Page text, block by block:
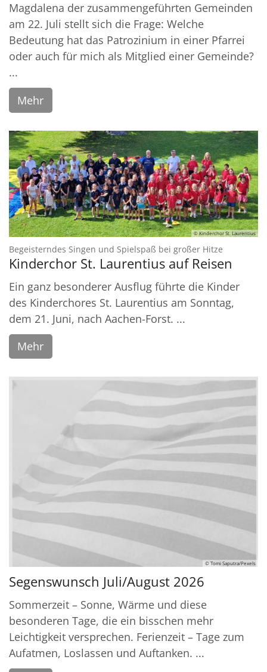
Magdalena der zusammengeführten Gemeinden
am 22. Juli stellt sich die Frage: Welche
Bedeutung hat das Patrozinium in einer Pfarrei
oder auch für mich als Mitglied einer Gemeinde?
...
Mehr
© Kinderchor St. Laurentius
Begeisterndes Singen und Spielspaß bei großer Hitze
Kinderchor St. Laurentius auf Reisen
Ein ganz besonderer Ausflug führte die Kinder
des Kinderchores St. Laurentius am Sonntag,
dem 21. Juni, nach Aachen-Forst. ...
Mehr
© Tomi Saputra/Pexels
Segenswunsch Juli/August 2026
Sommerzeit – Sonne, Wärme und diese
besonderen Tage, die ein bisschen mehr
Leichtigkeit versprechen. Ferienzeit – Tage zum
Aufatmen, Loslassen und Auftanken. ...